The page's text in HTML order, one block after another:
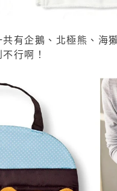
有企鵝、北極熊、海
行啊！